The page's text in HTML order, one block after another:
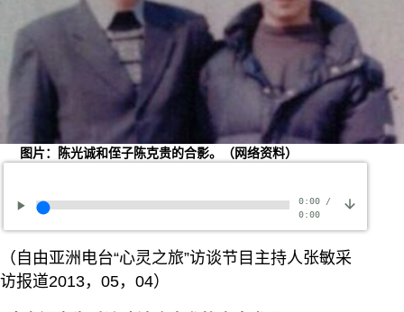
图片：陈光诚和侄子陈克贵的合影。（网络资料）
0:00/
0:00
（自由亚洲电台“心灵之旅”访谈节目主持人张敏采
访报道2013，05，04）